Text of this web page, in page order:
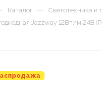
Каталог — Светотехника и
Jazzway 12Вт/м 24В